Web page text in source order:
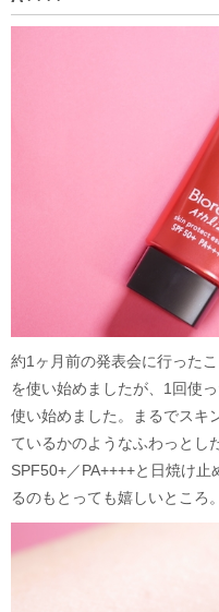
約1ヶ月前の発表会に行った
を使い始めましたが、1回使
使い始めました。まるでスキ
ているかのようなふわっとし
SPF50+／PA++++と日焼け
るのもとっても嬉しいところ。